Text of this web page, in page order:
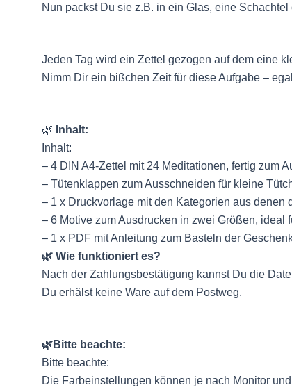
Nun packst Du sie z.B. in ein Glas, eine
Jeden Tag wird ein Zettel gezogen auf dem eine
Nimm Dir ein bißchen Zeit für diese Aufgabe –
🌿 Inhalt:
Inhalt:
– 4 DIN A4-Zettel mit 24 Meditationen, fertig zum
– Tütenklappen zum Ausschneiden für kleine
– 1 x Druckvorlage mit den Kategorien aus denen
– 6 Motive zum Ausdrucken in zwei Größen, ideal
– 1 x PDF mit Anleitung zum Basteln der
🌿 Wie funktioniert es?
Nach der Zahlungsbestätigung kannst Du die
Du erhälst keine Ware auf dem Postweg.
🌿Bitte beachte:
Bitte beachte:
Die Farbeinstellungen können je nach Monitor